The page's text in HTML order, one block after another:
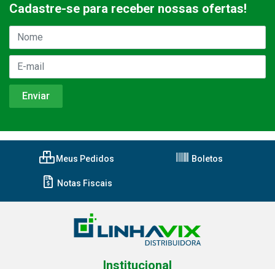
Cadastre-se para receber nossas ofertas!
Meus Pedidos Boletos
Notas Fiscais
Institucional